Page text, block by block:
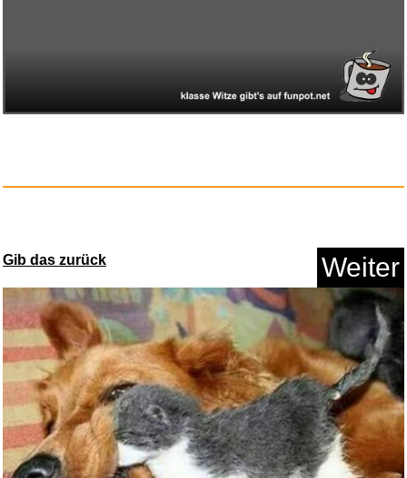
Alanis Morissette - VH1 Storyt...
AEG Wärmepumpentrockner 8...
Anzeige
Gib das zurück Weiter